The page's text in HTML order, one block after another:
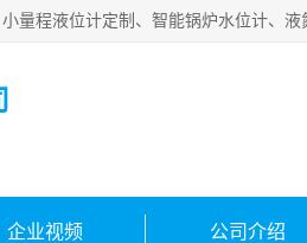
企业视频 公司介绍